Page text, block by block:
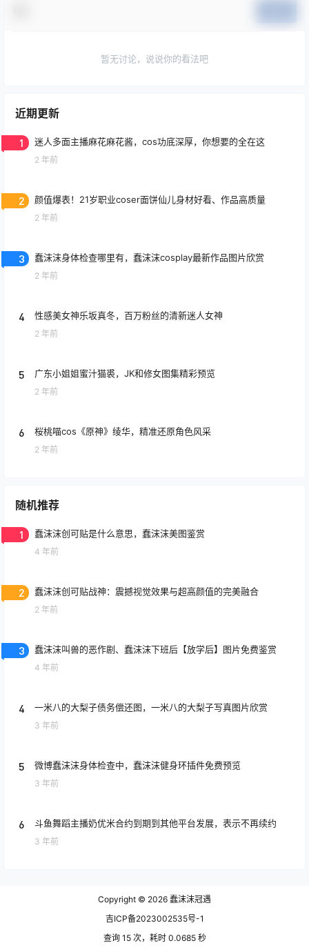
暂无讨论，说说你的看法吧
近期更新
1 迷人多面主播麻花麻花酱，cos功底深厚，你想要的全在这
2 年前
2 颜值爆表！21岁职业coser面饼仙儿身材好看、作品高质量
2 年前
3 蠢沫沫身体检查哪里有，蠢沫沫cosplay最新作品图片欣赏
2 年前
4 性感美女神乐坂真冬，百万粉丝的清新迷人女神
2 年前
5 广东小姐姐蜜汁猫裘，JK和修女图集精彩预览
2 年前
6 桜桃喵cos《原神》绫华，精准还原角色风采
2 年前
随机推荐
1 蠢沫沫创可贴是什么意思，蠢沫沫美图鉴赏
4 年前
2 蠢沫沫创可贴战神：震撼视觉效果与超高颜值的完美融合
2 年前
3 蠢沫沫叫兽的恶作剧、蠢沫沫下班后【放学后】图片免费鉴赏
4 年前
4 一米八的大梨子债务偿还图，一米八的大梨子写真图片欣赏
3 年前
5 微博蠢沫沫身体检查中，蠢沫沫健身环插件免费预览
3 年前
6 斗鱼舞蹈主播奶优米合约到期到其他平台发展，表示不再续约
3 年前
Copyright © 2026 蠢沫沫冠遇
吉ICP备2023002535号-1
查询 15 次，耗时 0.0685 秒